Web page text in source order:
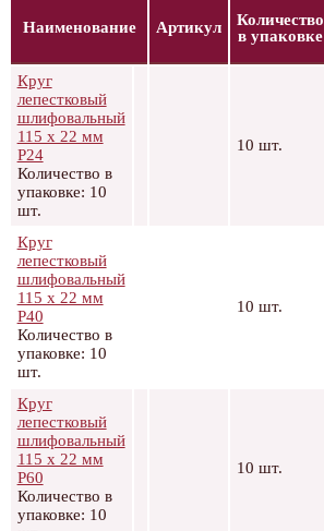
Наименование Артикул
Количество
в упаковке
Круг
лепестковый
шлифовальный
115 х 22 мм
Р24
Количество в
упаковке: 10
шт.
10 шт.
Круг
лепестковый
шлифовальный
115 х 22 мм
Р40
Количество в
упаковке: 10
шт.
10 шт.
Круг
лепестковый
шлифовальный
115 х 22 мм
Р60
Количество в
упаковке: 10
10 шт.